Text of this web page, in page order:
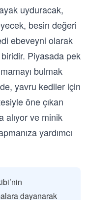
uyduracak,
besin değeri
ebeveyni olarak
Piyasada pek
bulmak
yavru kediler için
öne çıkan
alıyor ve minik
yardımcı
dayanarak